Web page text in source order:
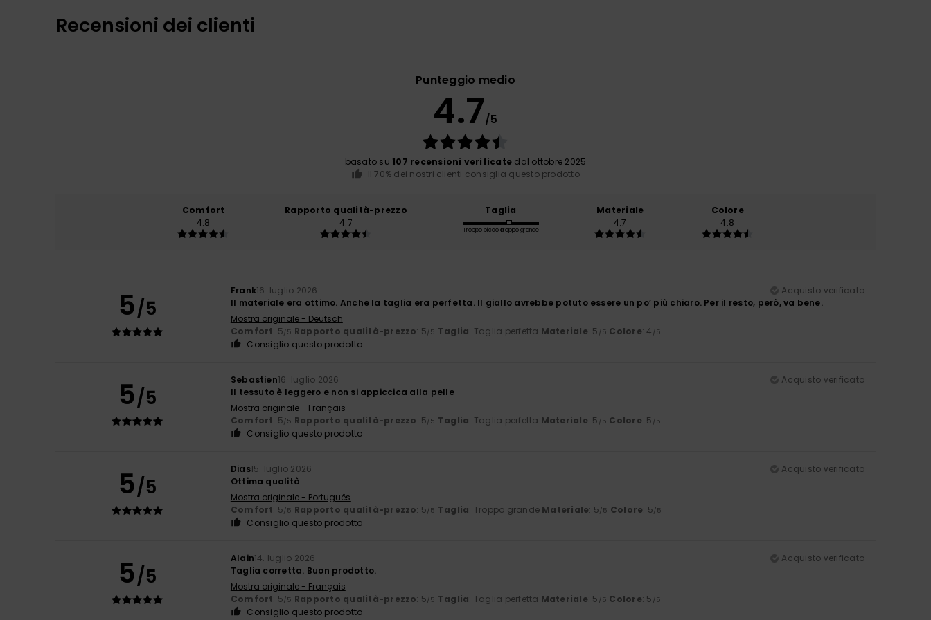
Recensioni dei clienti
Punteggio medio
4.7/5
basato su 107 recensioni verificate dal ottobre 2025
Il 70% dei nostri clienti consiglia questo prodotto
Comfort
4.8
Rapporto qualità-prezzo
4.7
Taglia
Troppo piccoloTroppo grande
Materiale
4.7
Colore
4.8
5/5
Frank16. luglio 2026
Acquisto verificato
Il materiale era ottimo. Anche la taglia era perfetta. Il giallo avrebbe potuto essere un po’ più chiaro. Per il resto, però, va bene.
Mostra originale - Deutsch
Comfort: 5/5 Rapporto qualità-prezzo: 5/5 Taglia: Taglia perfetta Materiale: 5 /5 Colore: 4 /5
Consiglio questo prodotto
5/5
Sebastien16. luglio 2026
Acquisto verificato
Il tessuto è leggero e non si appiccica alla pelle
Mostra originale - Français
Comfort: 5/5 Rapporto qualità-prezzo: 5/5 Taglia: Taglia perfetta Materiale: 5 /5 Colore: 5 /5
Consiglio questo prodotto
5/5
Dias15. luglio 2026
Acquisto verificato
Ottima qualità
Mostra originale - Português
Comfort: 5/5 Rapporto qualità-prezzo: 5/5 Taglia: Troppo grande Materiale: 5/5 Colore: 5/5
Consiglio questo prodotto
5/5
Alain14. luglio 2026
Acquisto verificato
Taglia corretta. Buon prodotto.
Mostra originale - Français
Comfort: 5/5 Rapporto qualità-prezzo: 5/5 Taglia: Taglia perfetta Materiale: 5 /5 Colore: 5 /5
Consiglio questo prodotto